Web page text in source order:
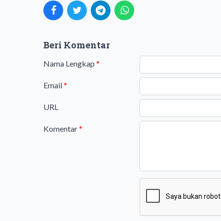
Beri Komentar
Nama Lengkap *
Email*
URL
Komentar*